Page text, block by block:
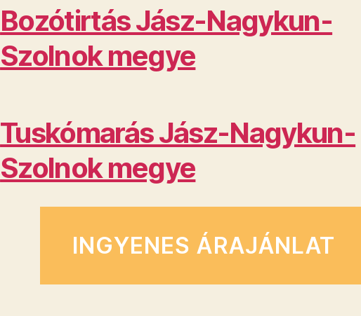
Bozótirtás Jász-Nagykun-
Szolnok megye
Tuskómarás Jász-Nagykun-
Szolnok megye
INGYENES ÁRAJÁNLAT